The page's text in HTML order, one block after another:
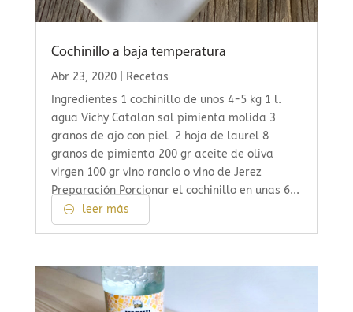
Cochinillo a baja temperatura
Abr 23, 2020|
Recetas
Ingredientes 1 cochinillo de unos 4-5 kg 1 l.
agua Vichy Catalan sal pimienta molida 3
granos de ajo con piel 2 hoja de laurel 8
granos de pimienta 200 gr aceite de oliva
virgen 100 gr vino rancio o vino de Jerez
Preparación Porcionar el cochinillo en unas 6...
leer más